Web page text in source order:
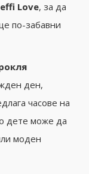
Love, за да
по-забавни
ден,
часове на
дете може да
моден